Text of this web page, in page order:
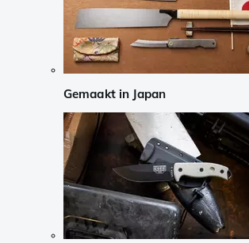
Gemaakt in Japan